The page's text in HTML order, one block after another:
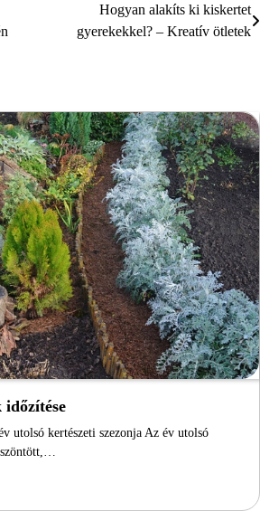
Hogyan alakíts ki kiskertet
gyerekekkel? – Kreatív ötletek
utolsó kertészeti szezonja Az év utolsó